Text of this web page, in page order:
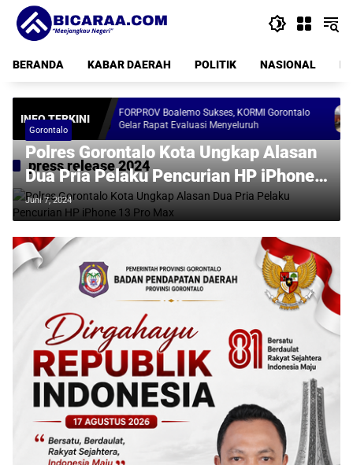
Langsung
konten
BERANDA
KABAR DAERAH POLITIK NASIONAL
INFO TERKINIFORPROV Boalemo Sukses, KORMI Gorontalo
Gelar Rapat Evaluasi Menyeluruh
press release 2024
Gorontalo
Polres Gorontalo Kota Ungkap Alasan
Dua Pria Pelaku Pencurian HP iPhone
13 Pro Max
Juni 7, 2024